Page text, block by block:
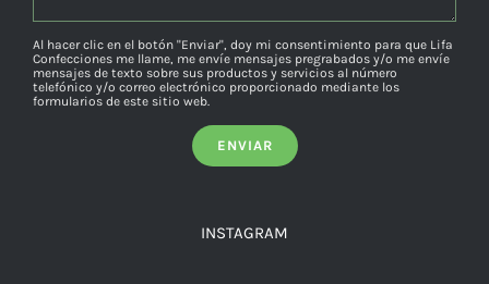
Al hacer clic en el botón "Enviar", doy mi consentimiento para que Lifa
Confecciones me llame, me envíe mensajes pregrabados y/o me envíe
mensajes de texto sobre sus productos y servicios al número
telefónico y/o correo electrónico proporcionado mediante los
formularios de este sitio web.
INSTAGRAM